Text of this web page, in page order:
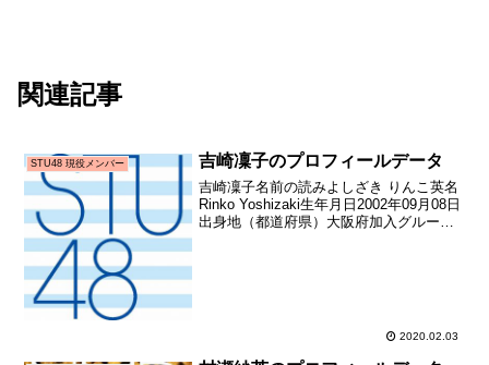
関連記事
STU48 現役メンバー 吉崎凜子のプロフィールデータ
吉崎凜子名前の読みよしざき りんこ英名
Rinko Yoshizaki生年月日2002年09月08日
出身地（都道府県）大阪府加入グループ
2020.02.03